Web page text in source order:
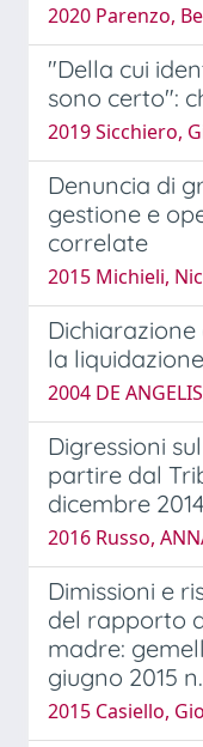
2020 Parenzo,
"Della cui
sono certo":
2019 Sicchiero,
Denuncia di
gestione e
correlate
2015 Michieli,
la
2004 DE
Digressioni
partire dal
dicembre
2016 Russo,
Dimissioni e
del rapporto
madre:
giugno 2015 n.
2015 Casiello,